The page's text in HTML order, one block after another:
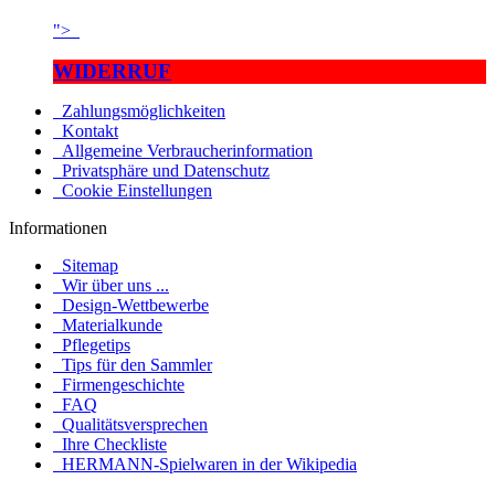
">
WIDERRUF
Zahlungsmöglichkeiten
Kontakt
Allgemeine Verbraucherinformation
Privatsphäre und Datenschutz
Cookie Einstellungen
Informationen
Sitemap
Wir über uns ...
Design-Wettbewerbe
Materialkunde
Pflegetips
Tips für den Sammler
Firmengeschichte
FAQ
Qualitätsversprechen
Ihre Checkliste
HERMANN-Spielwaren in der Wikipedia